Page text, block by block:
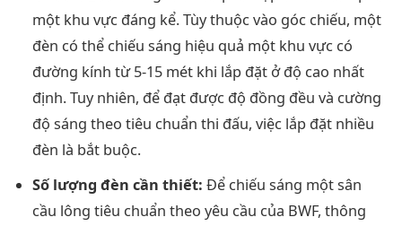
một khu vực đáng kể. Tùy thuộc vào góc chiếu, một
đèn có thể chiếu sáng hiệu quả một khu vực có
đường kính từ 5-15 mét khi lắp đặt ở độ cao nhất
định. Tuy nhiên, để đạt được độ đồng đều và cường
độ sáng theo tiêu chuẩn thi đấu, việc lắp đặt nhiều
đèn là bắt buộc.
Số lượng đèn cần thiết: Để chiếu sáng một sân
cầu lông tiêu chuẩn theo yêu cầu của BWF, thông